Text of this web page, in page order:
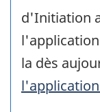
d'Initiation
l'application
la dès
l'application